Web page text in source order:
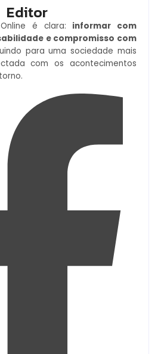
Editor
é clara: informar com
e compromisso com
para uma sociedade mais
com os acontecimentos